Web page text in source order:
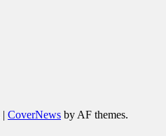
| CoverNews by AF themes.